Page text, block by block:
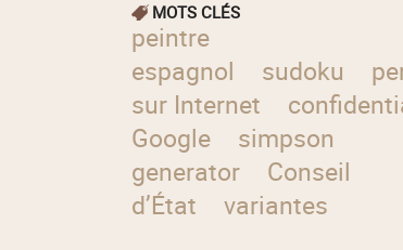
MOTS CLÉS
peintre
espagnol
sudoku
sur Internet
Google
simpson
generator
Conseil
d’État
variantes